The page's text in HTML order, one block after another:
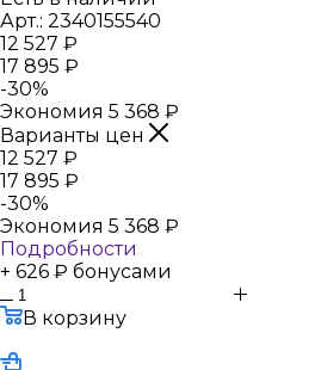
Арт.: 2340155540
12 527 ₽
17 895 ₽
-30%
Экономия 5 368 ₽
Варианты цен
12 527 ₽
17 895 ₽
-30%
Экономия 5 368 ₽
Подробности
+ 626 ₽ бонусами
В корзину